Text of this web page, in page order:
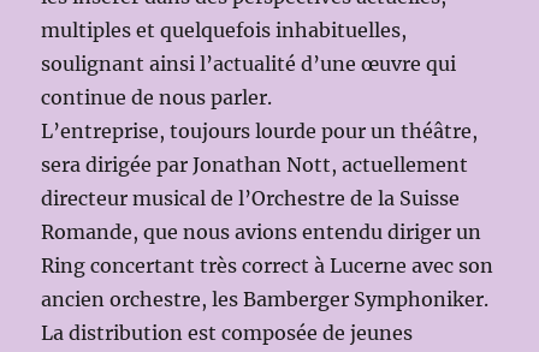
multiples et quelquefois inhabituelles,
soulignant ainsi l’actualité d’une œuvre qui
continue de nous parler.
L’entreprise, toujours lourde pour un théâtre,
sera dirigée par Jonathan Nott, actuellement
directeur musical de l’Orchestre de la Suisse
Romande, que nous avions entendu diriger un
Ring concertant très correct à Lucerne avec son
ancien orchestre, les Bamberger Symphoniker.
La distribution est composée de jeunes